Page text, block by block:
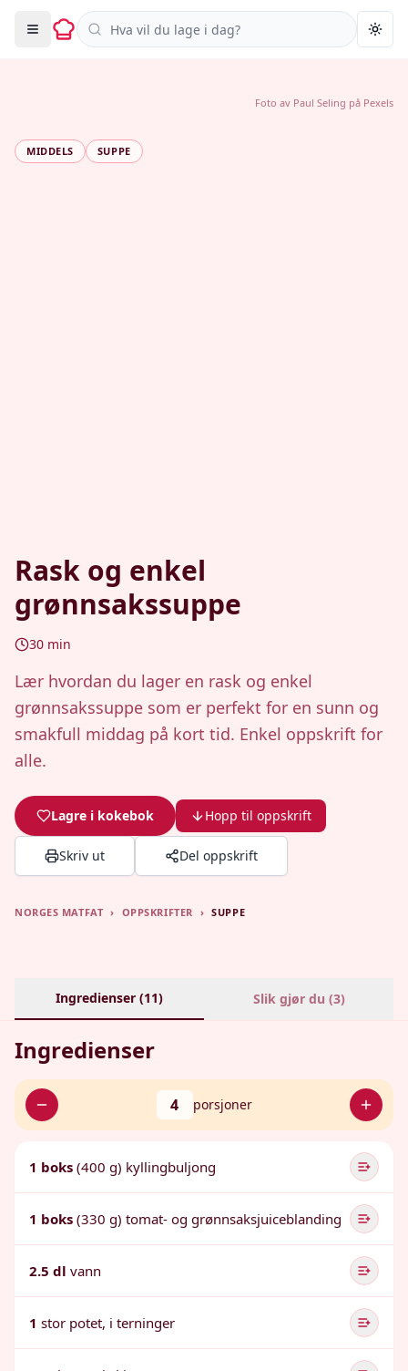
Søk i oppskrifter
MIDDELS SUPPE
Rask og enkel
grønnsakssuppe
30 min
Lær hvordan du lager en rask og enkel
grønnsakssuppe som er perfekt for en sunn og
smakfull middag på kort tid. Enkel oppskrift for
alle.
Lagre i kokebok Hopp til oppskrift
Skriv ut Del oppskrift
Foto av Paul Seling på Pexels
NORGES MATFAT › OPPSKRIFTER › SUPPE
Ingredienser (11) Slik gjør du (3)
Ingredienser
4 porsjoner
1 boks (400 g) kyllingbuljong
1 boks (330 g) tomat- og grønnsaksjuiceblanding
2.5 dl vann
1 stor potet, i terninger